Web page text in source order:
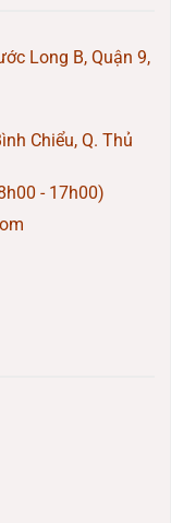
Long B, Quận 9,
Chiểu, Q. Thủ
- 17h00)